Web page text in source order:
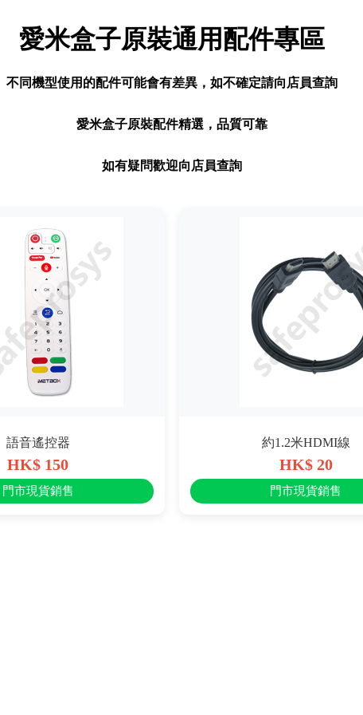
愛米盒子原裝通用配件專區
不同機型使用的配件可能會有差異，如不確定請向店員查詢
愛米盒子原裝配件精選，品質可靠
如有疑問歡迎向店員查詢
語音遙控器
HK$ 150
門市現貨銷售
約1.2米HDMI線
HK$ 20
門市現貨銷售